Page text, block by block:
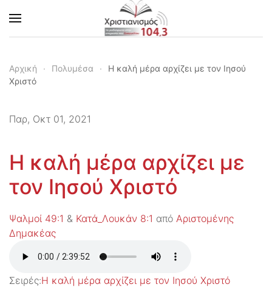
Skip to main content
Αρχική Πολυμέσα
Η καλή μέρα αρχίζει με τον Ιησού
Χριστό
Παρ, Οκτ 01, 2021
Η καλή μέρα αρχίζει με
τον Ιησού Χριστό
Ψαλμοί 49:1 & Κατά_Λουκάν 8:1 από Αριστομένης
Δημακέας
Σειρές:Η καλή μέρα αρχίζει με τον Ιησού Χριστό